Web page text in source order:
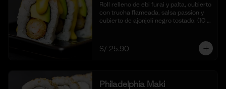
Roll relleno de ebi furai y palta, cubierto
con trucha flameada, salsa passion y
cubierto de ajonjolí negro tostado. (10
S/ 25.90
Philadelphia Maki